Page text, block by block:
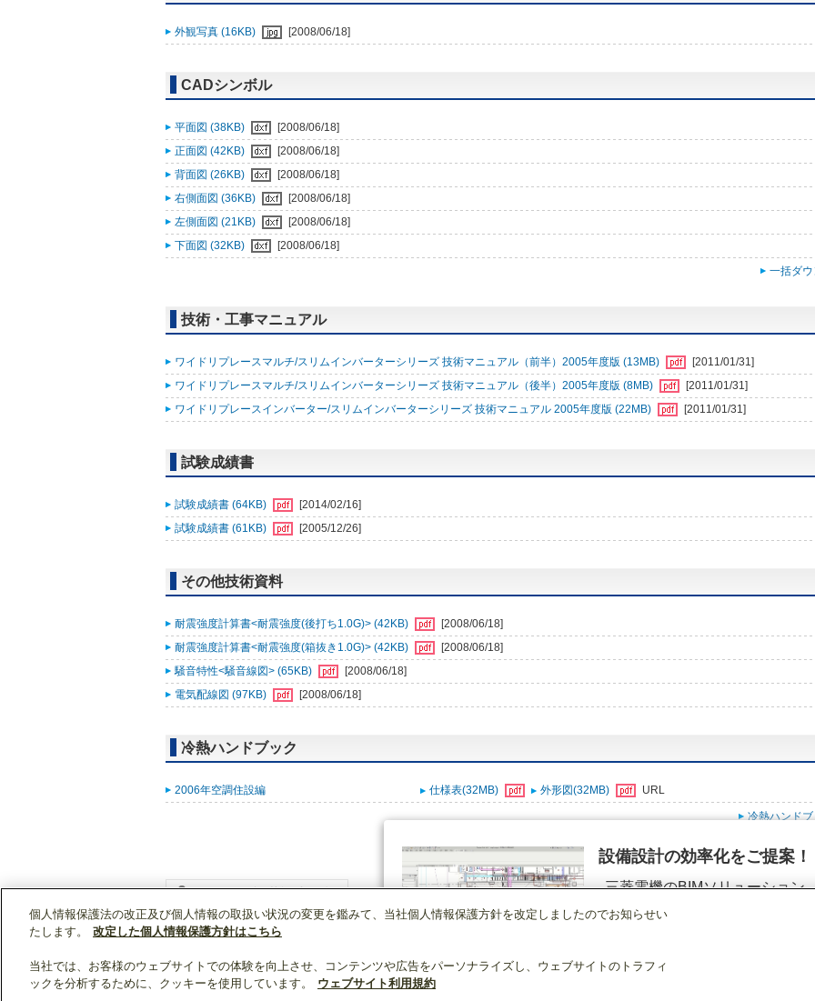
外観写真 (16KB) [2008/06/18]
CADシンボル
平面図 (38KB)
[2008/06/18]
正面図 (42KB)
[2008/06/18]
背面図 (26KB)
[2008/06/18]
右側面図 (36KB)
[2008/06/18]
左側面図 (21KB)
[2008/06/18]
下面図 (32KB)
[2008/06/18]
一括ダ
技術・工事マニュアル
ワイドリプレースマルチ/スリムインバーターシリーズ 技術マニュアル（前半）2005年度版 (13MB)
[2011/01/31]
ワイドリプレースマルチ/スリムインバーターシリーズ 技術マニュアル（後半）2005年度版 (8MB)
[2011/01/31]
ワイドリプレースインバーター/スリムインバーターシリーズ 技術マニュアル 2005年度版 (22MB)
[2011/01/31]
試験成績書
試験成績書 (64KB)
[2014/02/16]
試験成績書 (61KB)
[2005/12/26]
その他技術資料
耐震強度計算書<耐震強度(後打ち1.0G)> (42KB)
[2008/06/18]
耐震強度計算書<耐震強度(箱抜き1.0G)> (42KB)
[2008/06/18]
騒音特性<騒音線図> (65KB)
[2008/06/18]
電気配線図 (97KB)
[2008/06/18]
冷熱ハンドブック
2006年空調住設編 仕様表(32MB) 外形図(32MB) URL
冷熱ハンド
WIN2Kトップ 製品情報
設備設計の効率化をご提案！
三菱電機のBIMソリューション
（空調.換気.照明）
個人情報保護法の改正及び個人情報の取扱い状況の変更を鑑みて、当社個人情報保護方針を改定しましたのでお知らせい
たします。
改定した個人情報保護方針はこちら
当社では、お客様のウェブサイトでの体験を向上させ、コンテンツや広告をパーソナライズし、ウェブサイトのトラフィ
ックを分析するために、クッキーを使用しています。
ウェブサイト利用規約